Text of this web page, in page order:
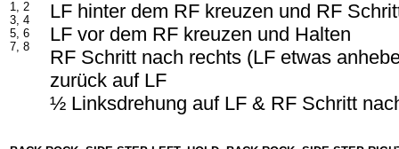
1, 2
3, 4
5, 6
7, 8
LF hinter dem RF kreuzen und RF
LF vor dem RF kreuzen und Halten
RF Schritt nach rechts (LF etwas
zurück auf LF
½ Linksdrehung auf LF & RF Schritt